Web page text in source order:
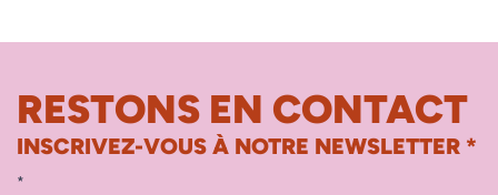
RESTONS EN CONTACT
INSCRIVEZ-VOUS À NOTRE NEWSLETTER *
*